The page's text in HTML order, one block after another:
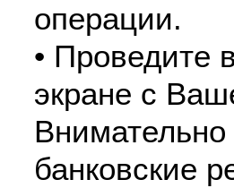
операции.
• Проведите
экране с
банковские